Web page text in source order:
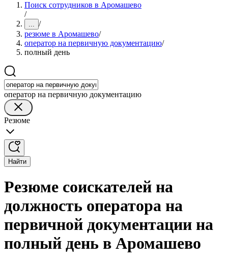
Поиск сотрудников в Аромашево
/
... /
резюме в Аромашево/
оператор на первичную документацию/
полный день
оператор на первичную документацию
Резюме
Найти
Резюме соискателей на
должность оператора на
первичной документации на
полный день в Аромашево